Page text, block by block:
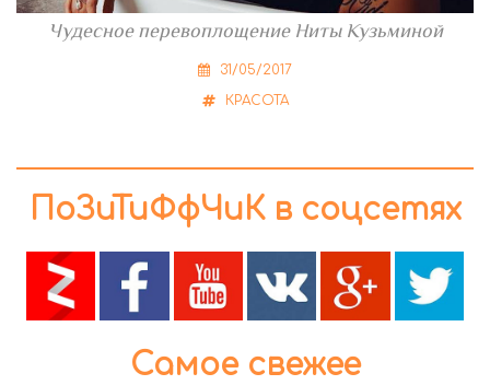
Чудесное перевоплощение Ниты Кузьминой
31/05/2017
КРАСОТА
ПоЗиТиФфЧиК в соцсетях
Самое свежее